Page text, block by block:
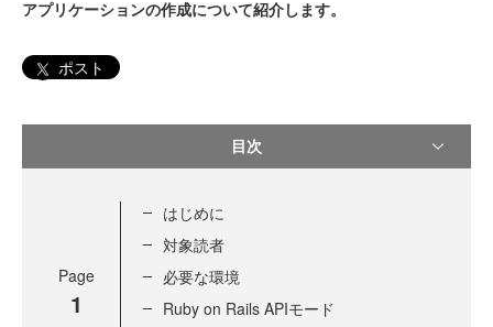
アプリケーションの作成について紹介します。
ポスト
目次
Page
1
はじめに
対象読者
必要な環境
Ruby on Rails APIモード